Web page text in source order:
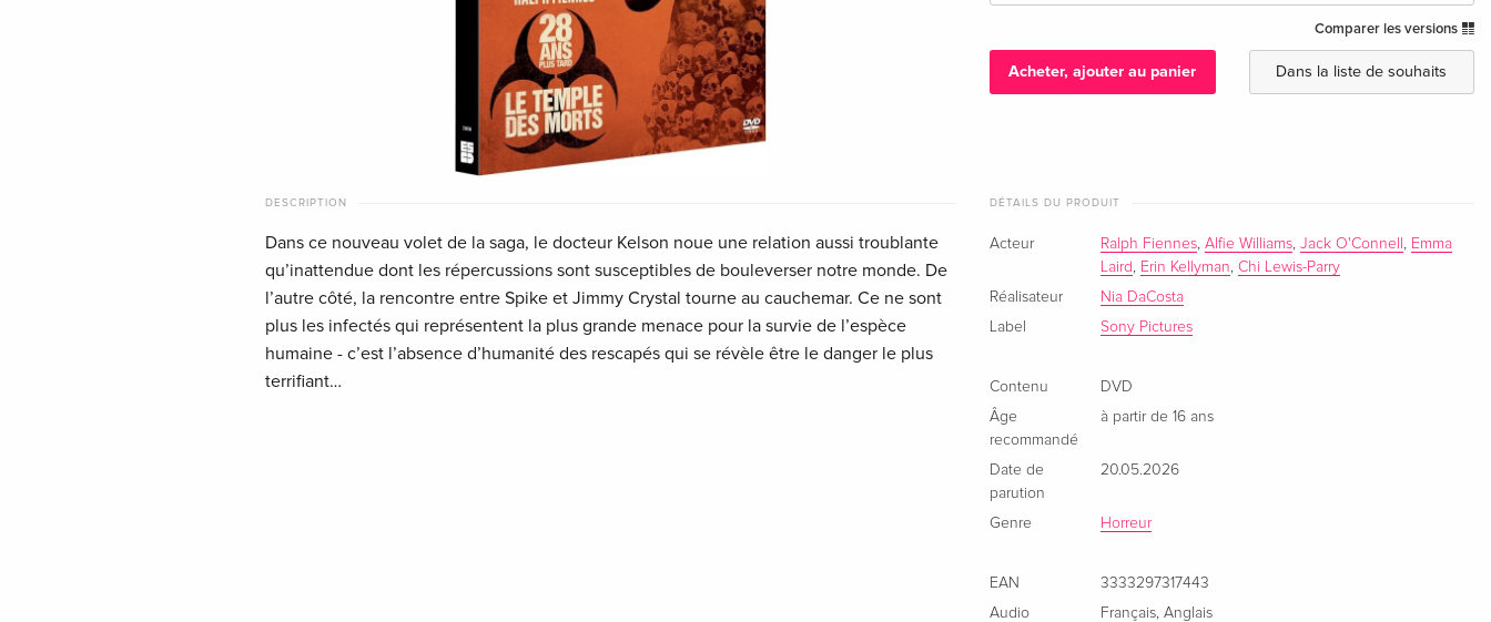
Français
CHF 21,90
CHF 23,50
Anglais · US Version
Édition standard
Édition standard
Comparer les versions
Acheter, ajouter au panier Dans la liste de souhaits
DESCRIPTION
Dans ce nouveau volet de la saga, le docteur Kelson noue une relation aussi troublante
qu’inattendue dont les répercussions sont susceptibles de bouleverser notre monde. De
l’autre côté, la rencontre entre Spike et Jimmy Crystal tourne au cauchemar. Ce ne sont
plus les infectés qui représentent la plus grande menace pour la survie de l’espèce
humaine - c’est l’absence d’humanité des rescapés qui se révèle être le danger le plus
terrifiant…
DÉTAILS DU PRODUIT
Acteur Ralph Fiennes,Alfie Williams,Jack O'Connell , Emma
Laird , Erin Kellyman,Chi Lewis-Parry
Réalisateur
Nia DaCosta
Label
Sony Pictures
Contenu
DVD
Âge
recommandé
à partir de 16 ans
Date de
parution
20.05.2026
Genre Horreur
EAN
3333297317443
Audio
Français,Anglais